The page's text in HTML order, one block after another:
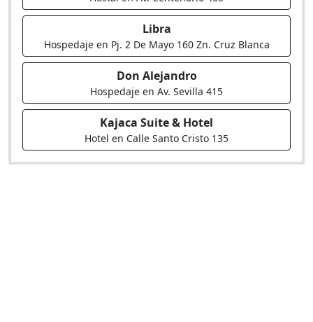
Libra
Hospedaje en Pj. 2 De Mayo 160 Zn. Cruz Blanca
Don Alejandro
Hospedaje en Av. Sevilla 415
Kajaca Suite & Hotel
Hotel en Calle Santo Cristo 135